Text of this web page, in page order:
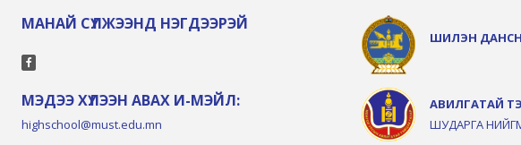
МАНАЙ СҮЛЖЭЭНД НЭГДЭЭРЭЙ
МЭДЭЭ ХҮЛЭЭН АВАХ И-МЭЙЛ:
highschool@must.edu.mn
ШИЛЭН
АВИЛГАТАЙ
ШУДАРГА